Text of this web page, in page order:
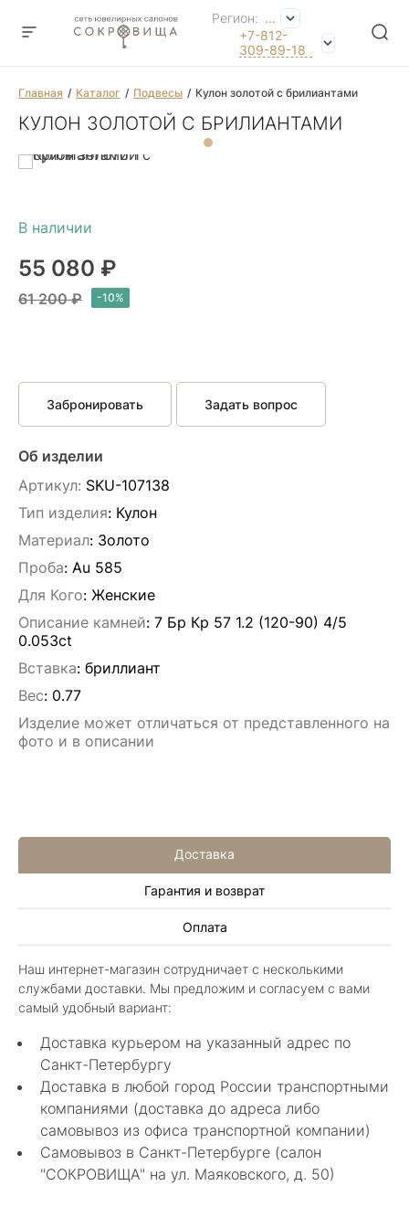
Регион: ...
+7-812-
309-89-18
Главная Каталог Подвесы Кулон золотой с брилиантами
КУЛОН ЗОЛОТОЙ С БРИЛИАНТАМИ
55 080 ₽
61 200 ₽
Забронировать Задать вопрос
Об изделии
Артикул: SKU-107138
Тип изделия: Кулон
Материал: Золото
Проба: Au 585
Для Кого: Женские
Описание камней: 7 Бр Кр 57 1.2 (120-90) 4/5
0.053ct
Вставка: бриллиант
Вес: 0.77
Изделие может отличаться от представленного на
фото и в описании
Доставка
Гарантия и возврат
Оплата
Наш интернет-магазин сотрудничает с несколькими
службами доставки. Мы предложим и согласуем с вами
самый удобный вариант:
Доставка курьером на указанный адрес по
Санкт-Петербургу
Доставка в любой город России транспортными
компаниями (доставка до адреса либо
самовывоз из офиса транспортной компании)
Самовывоз в Санкт-Петербурге (салон
"СОКРОВИЩА" на ул. Маяковского, д. 50)
Алла Майорова
Классные изделия, оригинальные не похожие
в других магазинах. Сотрудники очень
грамотные специалисты в своем деле помогли
с выбором.
Показать полностью
Нелли Г.
4 мая 2025
Каждый раз бывая на Большой Конюшенной
12 в Санкт-Петербурге посещаю этот